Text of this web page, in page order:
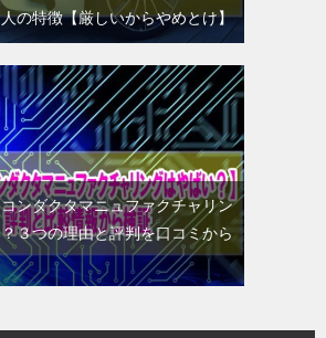
の特徴【厳しいからやめとけ】
ンダクタマニュファクチャリン
３つの理由と評判を口コミから